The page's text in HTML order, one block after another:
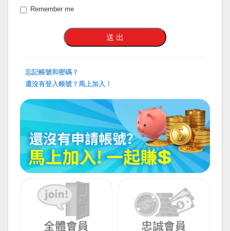
Remember me
忘記帳號和密碼？
還沒有登入帳號？馬上加入！